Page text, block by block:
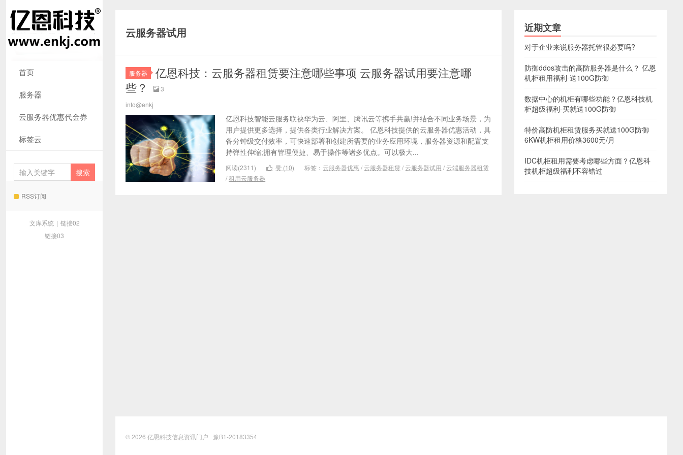
首页
服务器
云服务器优惠代金券
标签云
RSS订阅
文库系统 | 链接02
链接03
云服务器试用
服务器
亿恩科技：云服务器租赁要注意哪些事项 云服务器试用要注意哪
些？
 3
info@enkj
亿恩科技智能云服务联袂华为云、阿里、腾讯云等携手共赢!并结合不同业务场景，为
用户提供更多选择，提供各类行业解决方案。 亿恩科技提供的云服务器优惠活动，具
备分钟级交付效率，可快速部署和创建所需要的业务应用环境，服务器资源和配置支
持弹性伸缩;拥有管理便捷、易于操作等诸多优点。可以极大...
阅读(2311)  赞 (10) 标签： 云服务器优惠/ 云服务器租赁 / 云服务器试用 / 云端服务器租赁
/租用云服务器
近期文章
对于企业来说服务器托管很必要吗?
防御ddos攻击的高防服务器是什么？ 亿恩
机柜租用福利-送100G防御
数据中心的机柜有哪些功能？亿恩科技机
柜超级福利-买就送100G防御
特价高防机柜租赁服务买就送100G防御
6KW机柜租用价格3600元/月
IDC机柜租用需要考虑哪些方面？亿恩科
技机柜超级福利不容错过
© 2026 亿恩科技信息资讯门户 豫B1-20183354